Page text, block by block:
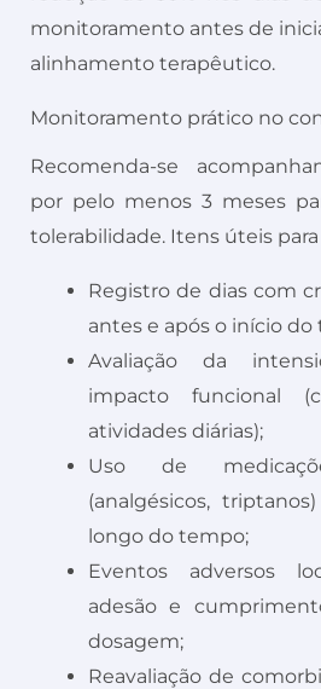
monitoramento antes de
alinhamento terapêutico.
Monitoramento prático no
Recomenda-se
por pelo menos 3 meses
tolerabilidade. Itens úteis
Registro de dias com
antes e após o início
Avaliação da
impacto funcional
atividades diárias);
Uso de
(analgésicos,
longo do tempo;
Eventos adversos
adesão e
dosagem;
Reavaliação de